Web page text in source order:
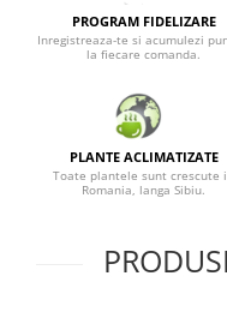
PROGRAM FIDELIZARE
Inregistreaza-te si acumulezi
la fiecare comanda.
PLANTE ACLIMATIZATE
Toate plantele sunt crescute
Romania, langa Sibiu.